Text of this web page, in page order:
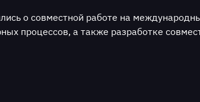
о совместной работе на
процессов, а также разработке